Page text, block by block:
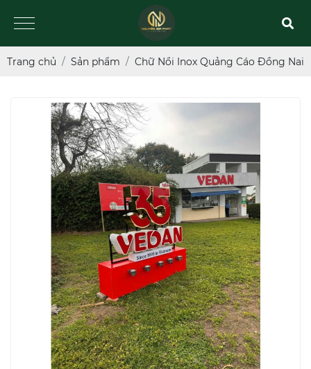
Trang chủ Sản phẩm Chữ Nổi Inox Quảng Cáo Đồng Nai